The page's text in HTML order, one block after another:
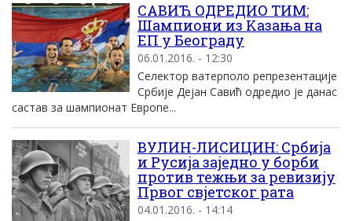
САВИЋ ОДРЕДИО ТИМ:
Шампиони из Kазања на
EП у Београду
06.01.2016. - 12:30
Селектор ватерполо репрезентациjе
Србиjе Деjан Савић одредио jе данас
састав за шампионат Eвропе...
ВУЛИН-ЛИСИЦИН: Србија
и Русија заједно у борби
против тежњи за ревизију
Првог свјетског рата
04.01.2016. - 14:14